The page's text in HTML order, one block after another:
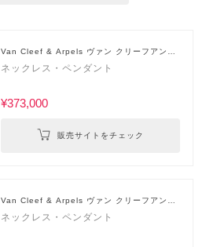
Van Cleef & Arpels ヴァン クリーフアンド
アーペル
ネックレス・ペンダント
¥373,000
販売サイトをチェック
Van Cleef & Arpels ヴァン クリーフアンド
アーペル
ネックレス・ペンダント